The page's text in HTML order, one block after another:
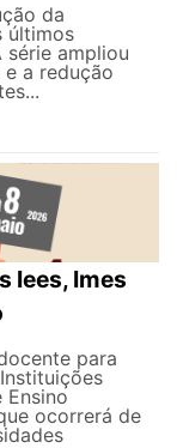
da
últimos
ampliou
a redução
Iees, Imes
para
Ensino
ocorrerá de